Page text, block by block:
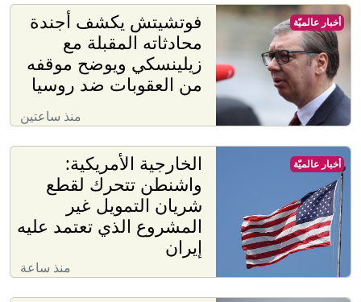
فوتشيتش يكشف أجندة
محادثاته المقبلة مع
زيلينسكي ويوضح موقفه
من العقوبات ضد روسيا
منذ ساعتين
أخبار عالميّة
الخارجية الأمريكية:
واشنطن تتحرك لقطع
شريان التمويل غير
المشروع الذي تعتمد عليه
إيران
منذ ساعة
أخبار عالميّة